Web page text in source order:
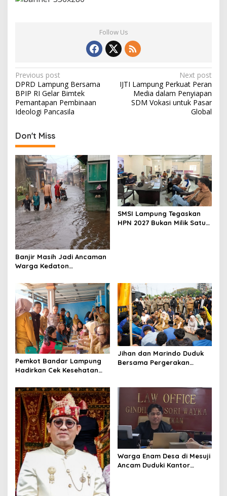
Follow Us
P
o
s
t
n
a
v
i
g
a
t
i
o
n
Previous post
DPRD Lampung Bersama
BPIP RI Gelar Bimtek
Pemantapan Pembinaan
Ideologi Pancasila
Next post
‎IJTI Lampung Perkuat Peran
Media dalam Penyiapan
SDM Vokasi untuk Pasar
Global
Don't Miss
Banjir Masih Jadi Ancaman
Warga Kedaton
SMSI Lampung Tegaskan
HPN 2027 Bukan Milik Satu
Pemkot Bandar Lampung
Hadirkan Cek Kesehatan
Positif
Jihan dan Marindo Duduk
Bersama Pergerakan
Warga Enam Desa di Mesuji
Ancam Duduki Kantor